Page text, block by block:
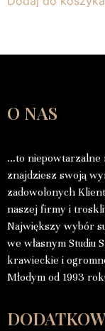
O NAS
…to niepowtarzalne
znajdziesz swoją
zadowolonych
naszej firmy i
Największy wybór
we własnym Studiu
krawieckie i
Młodym od 1993